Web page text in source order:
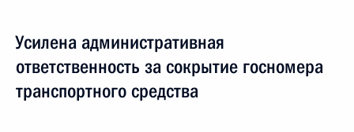
Усилена административная
ответственность за сокрытие госномера
транспортного средства